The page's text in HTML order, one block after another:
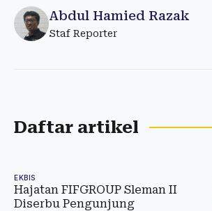
Abdul Hamied Razak
Staf Reporter
Daftar artikel
EKBIS
Hajatan FIFGROUP Sleman II
Diserbu Pengunjung